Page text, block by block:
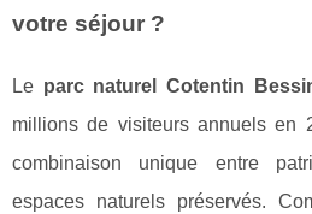
votre séjour ?
Le parc naturel Cotentin
millions de visiteurs annuels en
combinaison unique entre
espaces naturels préservés.